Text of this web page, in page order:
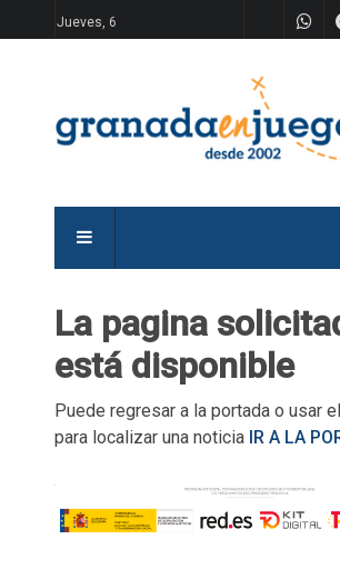
Jueves, 6
La pagina
está disponible
Puede regresar a la portada o usar
para localizar una noticia IR A LA